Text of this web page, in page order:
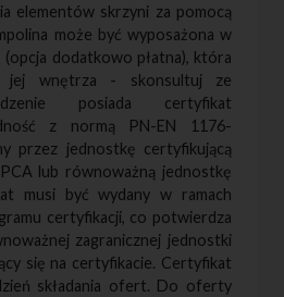
elementów skrzyni za pomocą
może być wyposażona w
dodatkowo płatna), która
jej wnętrza - skonsultuj ze
posiada certyfikat
z normą PN-EN 1176-
przez jednostkę certyfikującą
lub równoważną jednostkę
musi być wydany w ramach
certyfikacji, co potwierdza
zagranicznej jednostki
się na certyfikacie. Certyfikat
składania ofert. Do oferty